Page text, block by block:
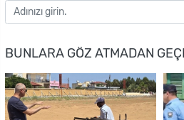
BUNLARA GÖZ ATMADAN